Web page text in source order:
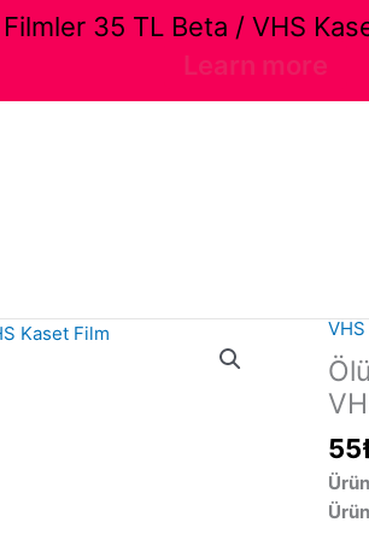
VHS
55
35 TL Beta / VHS
Learn more